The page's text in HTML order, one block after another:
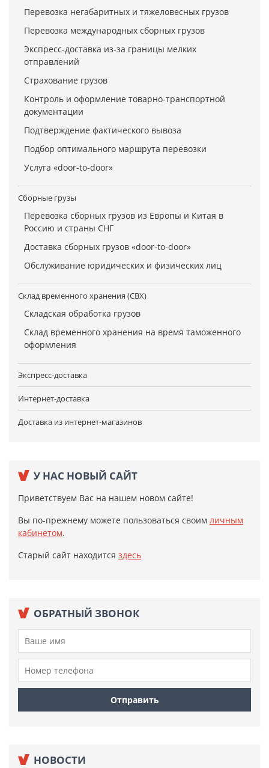
Перевозка негабаритных и тяжеловесных грузов
Перевозка международных сборных грузов
Экспресс-доставка из-за границы мелких
отправлений
Страхование грузов
Контроль и оформление товарно-транспортной
документации
Подтверждение фактического вывоза
Подбор оптимального маршрута перевозки
Услуга «door-to-door»
Сборные грузы
Перевозка сборных грузов из Европы и Китая в
Россию и страны СНГ
Доставка сборных грузов «door-to-door»
Обслуживание юридических и физических лиц
Склад временного хранения (СВХ)
Складская обработка грузов
Склад временного хранения на время таможенного
оформления
Экспресс-доставка
Интернет-доставка
Доставка из интернет-магазинов
У НАС НОВЫЙ САЙТ
Приветствуем Вас на нашем новом сайте!
Вы по-прежнему можете пользоваться своим личным
кабинетом.
Старый сайт находится здесь
ОБРАТНЫЙ ЗВОНОК
НОВОСТИ